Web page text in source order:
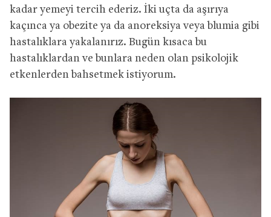
kadar yemeyi tercih ederiz. İki uçta da aşırıya
kaçınca ya obezite ya da anoreksiya veya blumia gibi
hastalıklara yakalanırız. Bugün kısaca bu
hastalıklardan ve bunlara neden olan psikolojik
etkenlerden bahsetmek istiyorum.